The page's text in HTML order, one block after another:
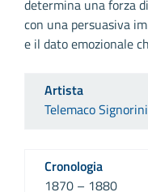
determina una forza
con una persuasiva
e il dato emozionale
Artista
Telemaco Signorini
Cronologia
1870 – 1880